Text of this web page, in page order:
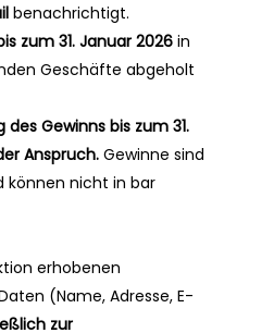
benachrichtigt.
zum 31. Januar 2026in
Geschäfte abgeholt
Gewinns bis zum 31.
Anspruch. Gewinne sind
können nicht in bar
erhobenen
(Name, Adresse, E-
zur